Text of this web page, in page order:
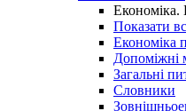
Економіка.
Показати
Економіка
Допоміжні
Загальні
Словники